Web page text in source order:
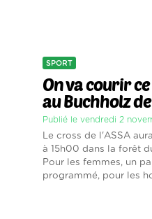
SPORT
On va courir
au Buchholz
Publié le vendredi 2
Le cross de l'ASSA
à 15h00 dans la forêt
Pour les femmes, un
programmé, pour les